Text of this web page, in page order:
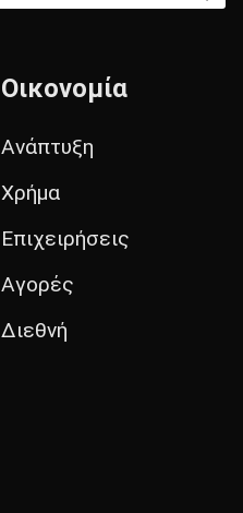
Οικονομία
Ανάπτυξη
Χρήμα
Επιχειρήσεις
Αγορές
Διεθνή